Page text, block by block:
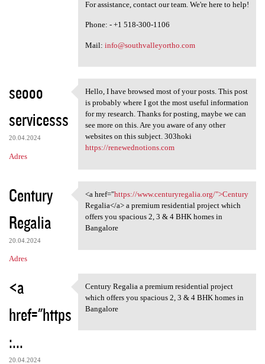
For assistance, contact our team. We're here to help!
Phone: - +1 518-300-1106
Mail: info@southvalleyortho.com
seooo
servicesss
20.04.2024
Adres
Hello, I have browsed most of
Hello, I have browsed most of your posts. This post
is probably where I got the most useful information
for my research. Thanks for posting, maybe we can
see more on this. Are you aware of any other
websites on this subject. 303hoki
https://renewednotions.com
Century
Regalia
20.04.2024
Adres
<a href="https://www
<a href="https://www.centuryregalia.org/">Century
Regalia</a> a premium residential project which
offers you spacious 2, 3 & 4 BHK homes in
Bangalore
<a
href="https
:...
20.04.2024
Century Regalia a premium
Century Regalia a premium residential project
which offers you spacious 2, 3 & 4 BHK homes in
Bangalore